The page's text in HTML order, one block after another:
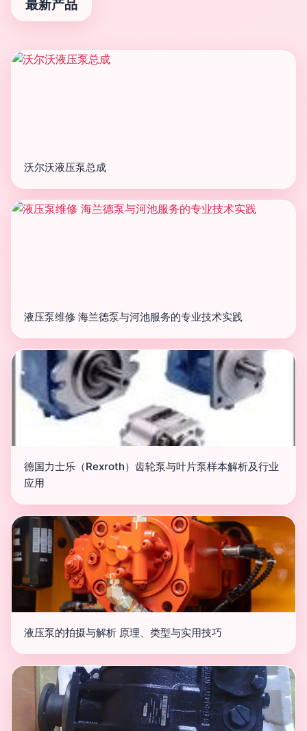
最新产品
沃尔沃液压泵总成
液压泵维修 海兰德泵与河池服务的专业技术实践
德国力士乐（Rexroth）齿轮泵与叶片泵样本解析及行业
应用
液压泵的拍摄与解析 原理、类型与实用技巧